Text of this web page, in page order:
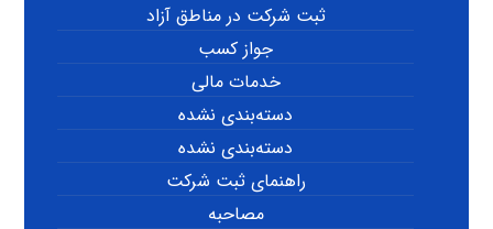
ثبت شرکت در مناطق آزاد
جواز کسب
خدمات مالی
دسته‌بندی نشده
دسته‌بندی نشده
راهنمای ثبت شرکت
مصاحبه